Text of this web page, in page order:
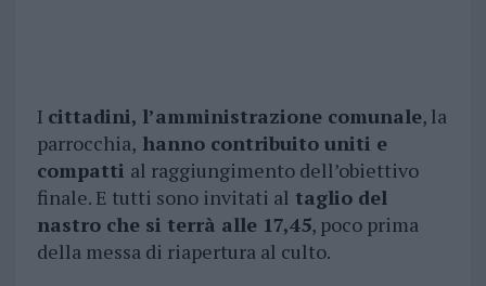
I cittadini, l’amministrazione comunale, la
parrocchia, hanno contribuito uniti e
compatti al raggiungimento dell’obiettivo
finale. E tutti sono invitati al taglio del
nastro che si terrà alle 17,45, poco prima
della messa di riapertura al culto.